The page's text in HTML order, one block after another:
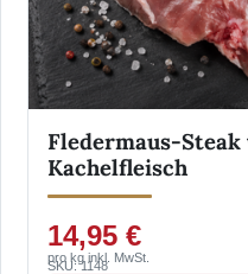
Fledermaus-
Kachelfleisch
14,95 €
pro kg inkl. MwSt.
SKU: 1148